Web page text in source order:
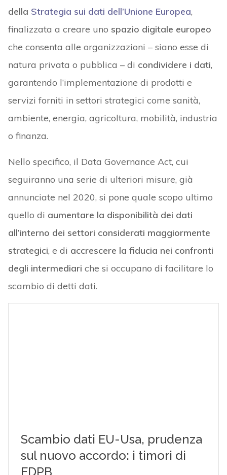
della Strategia sui dati dell’Unione Europea,
finalizzata a creare uno spazio digitale europeo
che consenta alle organizzazioni – siano esse di
natura privata o pubblica – di condividere i dati,
garantendo l’implementazione di prodotti e
servizi forniti in settori strategici come sanità,
ambiente, energia, agricoltura, mobilità, industria
o finanza.
Nello specifico, il Data Governance Act, cui
seguiranno una serie di ulteriori misure, già
annunciate nel 2020, si pone quale scopo ultimo
quello di aumentare la disponibilità dei dati
all’interno dei settori considerati maggiormente
strategici, e di accrescere la fiducia nei confronti
degli intermediari che si occupano di facilitare lo
scambio di detti dati.